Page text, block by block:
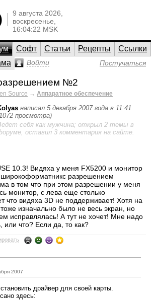
9 августа 2026,
воскресенье,
16:04:22 MSK
Софт Статьи Рецепты
Ссылки
Войти Постучаться
№2
Source → Аппаратное обеспечение
написал 5 декабря 2007 года в 11:41
просмотра)
себя как мужчина; открыл 2 темы в
оставил 3 комментария на сайте.
10.3! Видяха у меня FX5200 и монитор
разрешением
в том что при этом разрешении у меня
монитор, с лева еще столько
что видяха 3D не поддерживает! Хотя на
изначально было не весь экран, но
исправлялась! А тут не хочет! Мне надо
или что? Если да, то как?
2007
драйвер для своей карты.
здесь: